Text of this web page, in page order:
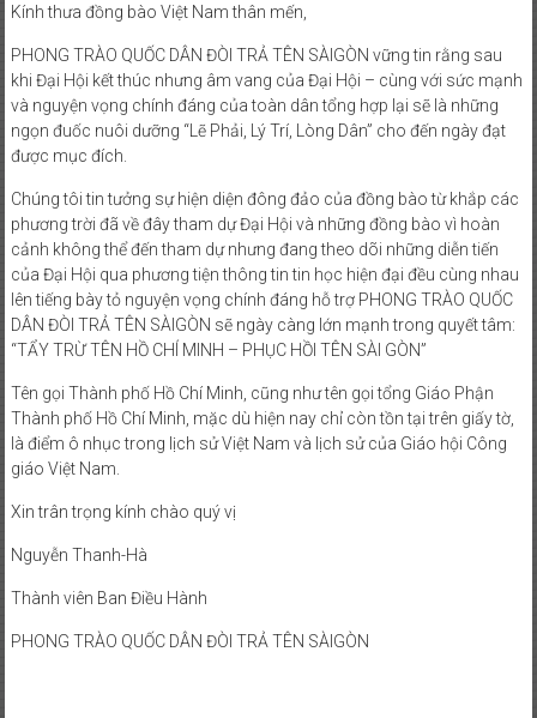
Kính thưa đồng bào Việt Nam thân mến,
PHONG TRÀO QUỐC DÂN ĐÒI TRẢ TÊN SÀIGÒN vững tin rằng sau
khi Đại Hội kết thúc nhưng âm vang của Đại Hội – cùng với sức mạnh
và nguyện vọng chính đáng của toàn dân tổng hợp lại sẽ là những
ngọn đuốc nuôi dưỡng “Lẽ Phải, Lý Trí, Lòng Dân” cho đến ngày đạt
được mục đích.
Chúng tôi tin tưởng sự hiện diện đông đảo của đồng bào từ khắp các
phương trời đã về đây tham dự Đại Hội và những đồng bào vì hoàn
cảnh không thể đến tham dự nhưng đang theo dõi những diễn tiến
của Đại Hội qua phương tiện thông tin tin học hiện đại đều cùng nhau
lên tiếng bày tỏ nguyện vọng chính đáng hỗ trợ PHONG TRÀO QUỐC
DÂN ĐÒI TRẢ TÊN SÀIGÒN sẽ ngày càng lớn mạnh trong quyết tâm:
“TẨY TRỪ TÊN HỒ CHÍ MINH – PHỤC HỒI TÊN SÀI GÒN”
Tên gọi Thành phố Hồ Chí Minh, cũng như tên gọi tổng Giáo Phận
Thành phố Hồ Chí Minh, mặc dù hiện nay chỉ còn tồn tại trên giấy tờ,
là điểm ô nhục trong lịch sử Việt Nam và lịch sử của Giáo hội Công
giáo Việt Nam.
Xin trân trọng kính chào quý vị
Nguyễn Thanh-Hà
Thành viên Ban Điều Hành
PHONG TRÀO QUỐC DÂN ĐÒI TRẢ TÊN SÀIGÒN